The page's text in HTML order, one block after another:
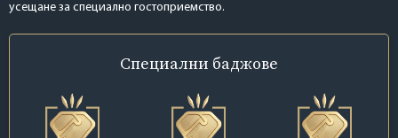
усещане за специално гостоприемство.
Специални баджове